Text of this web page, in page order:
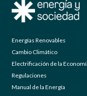
Energías Renovables
Cambio Climático
Electrificación de la
Regulaciones
Manual de la Energía